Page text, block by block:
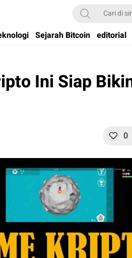
dan Blockchain di Indonesia
Sejarah Bitcoin editorial
Ini Siap
0